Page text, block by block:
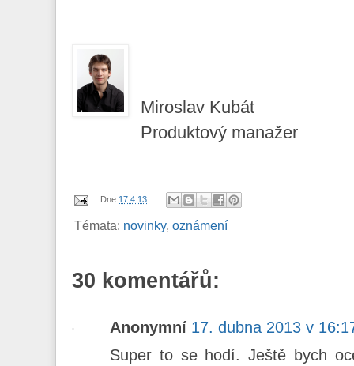
Miroslav Kubát
Produktový manažer
Dne 17.4.13
Témata: novinky, oznámení
30 komentářů:
Anonymní 17. dubna 2013 v
Super to se hodí. Ještě bych